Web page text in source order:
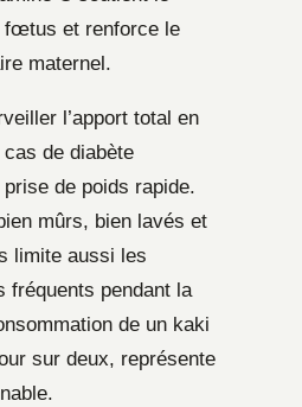
fœtus et renforce le
maternel.
l’apport total en
de diabète
de poids rapide.
mûrs, bien lavés et
limite aussi les
fréquents pendant la
de un kaki
sur deux, représente